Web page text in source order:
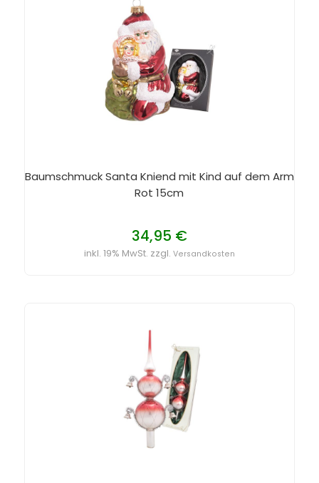
Baumschmuck Santa Kniend mit Kind auf dem Arm
Rot 15cm
34,95 €
inkl. 19% MwSt. zzgl. Versandkosten